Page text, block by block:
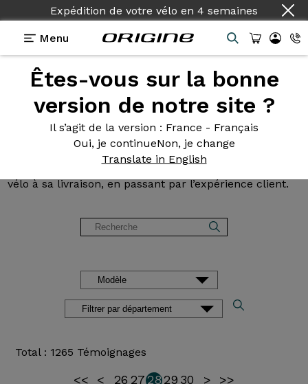
Expédition de votre vélo en 4 semaines
Menu
Êtes-vous sur la bonne
version de notre site ?
Il s’agit de la version : France - Français
Oui, je continueNon, je change
Translate in English
Avis ettémoignages des
clients Origine
Lisez les avis sur nos vélos de Route, Gravel, VTT et
vélo à sa livraison, en passant par l’expérience client.
Total : 1265 Témoignages
<< < 26 2728 29 30 > >>